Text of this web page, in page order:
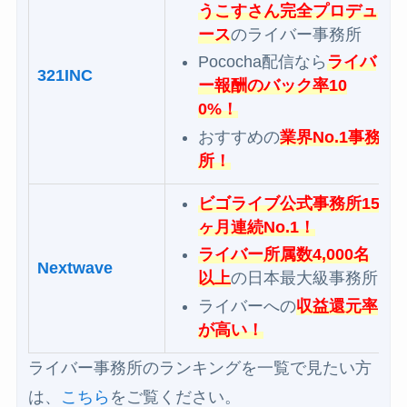
321INC
うこすさん完全プロデュ
ースのライバー事務所
Pococha配信ならライバ
ー報酬のバック率10
0%！
おすすめの業界No.1事務
所！
Nextwave
ビゴライブ公式事務所15
ヶ月連続No.1！
ライバー所属数4,000名
以上の日本最大級事務所
ライバーへの収益還元率
が高い！
ライバー事務所のランキングを一覧で見たい方
は、
こちら をご覧ください。